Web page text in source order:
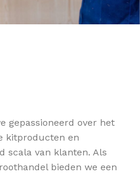
gepassioneerd over het
kitproducten en
scala van klanten. Als
bieden we een